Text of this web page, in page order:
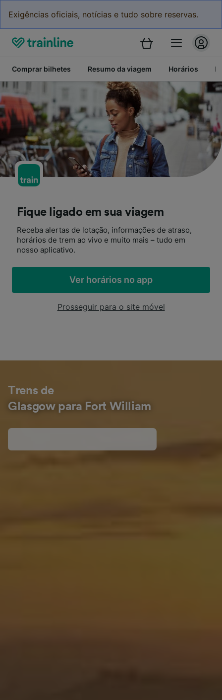
Exigências oficiais, notícias e tudo sobre reservas.
Comprar bilhetes Resumo da viagem Horários
Fique ligado em sua viagem
Receba alertas de lotação, informações de atraso,
horários de trem ao vivo e muito mais – tudo em
nosso aplicativo.
Ver horários no app
Prosseguir para o site móvel
Trens de
Glasgow para Fort William